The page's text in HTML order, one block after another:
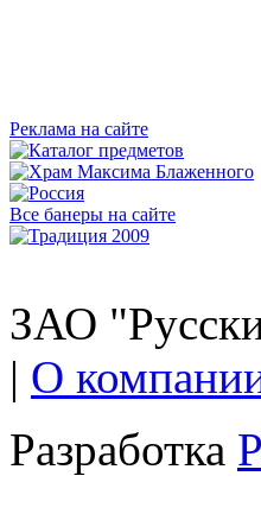
Реклама на сайте
Все банеры на сайте
ЗАО
| О
Разработка